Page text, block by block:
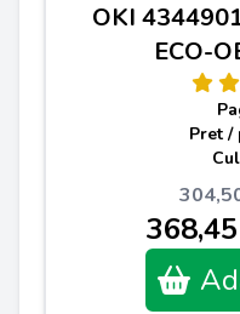
OKI
ECO-
Pret /